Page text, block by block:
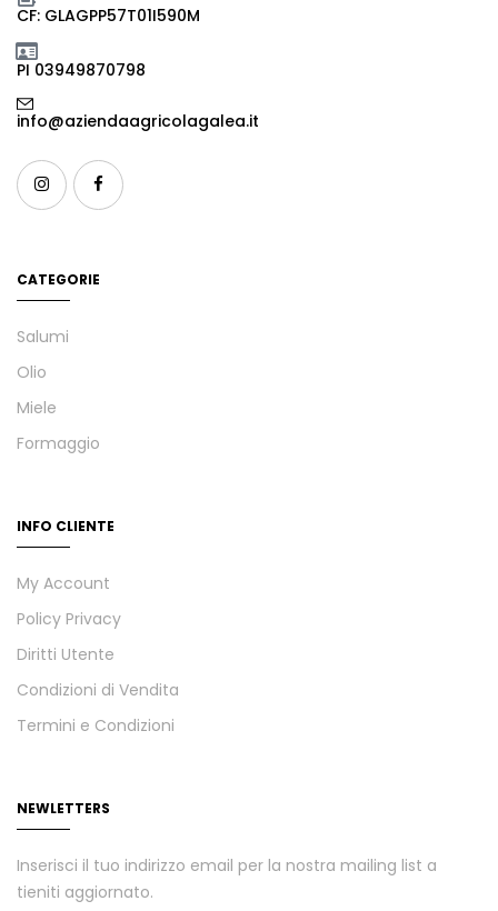
CF: GLAGPP57T01I590M
PI 03949870798
info@aziendaagricolagalea.it
CATEGORIE
Salumi
Olio
Miele
Formaggio
INFO CLIENTE
My Account
Policy Privacy
Diritti Utente
Condizioni di Vendita
Termini e Condizioni
NEWLETTERS
Inserisci il tuo indirizzo email per la nostra mailing list a
tieniti aggiornato.